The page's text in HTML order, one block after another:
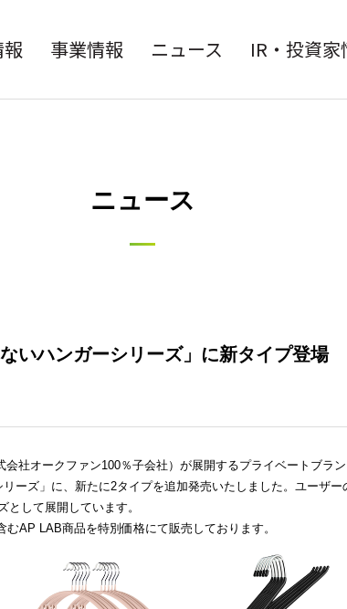
事業情報 ニュース IR・投資家
ニュース
いハンガーシリーズ」に新タイプ登場
社オークファン100％子会社）が展開するプライベートブラ
ーズ」に、新たに2タイプを追加発売いたしました。ユーザー
して展開しています。
AP LAB商品を特別価格にて販売しております。